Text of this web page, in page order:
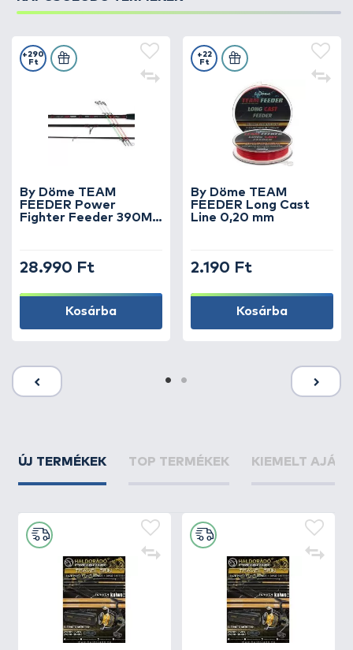
By Döme TEAM
FEEDER Power
Fighter Feeder 390MH
+290
Ft
28.990 Ft
Kosárba
By Döme TEAM
FEEDER Long Cast
Line 0,20 mm
+22
Ft
2.190 Ft
Kosárba
ÚJ TERMÉKEK TOP TERMÉKEK KIEMELT